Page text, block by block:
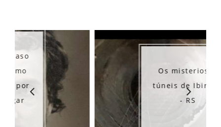
Os misteriosos
túneis de Ibirubá